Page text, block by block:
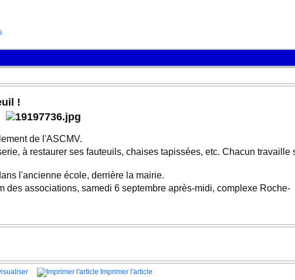
!
de l'ASCMV.
à restaurer ses fauteuils, chaises tapissées, etc. Chacun travaille
l'ancienne école, derrière la mairie.
des associations, samedi 6 septembre après-midi, complexe Roche-
Imprimer l'article